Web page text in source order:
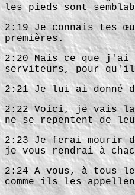
les pieds sont
2:19 Je connais tes
premières.
2:20 Mais ce que j'ai
serviteurs, pour
2:21 Je lui ai donné
2:22 Voici, je vais la
ne se repentent de
2:23 Je ferai mourir
je vous rendrai à
2:24 A vous, à tous
comme ils les